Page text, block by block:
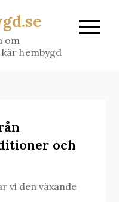
om
hembygd
och
vi den växande